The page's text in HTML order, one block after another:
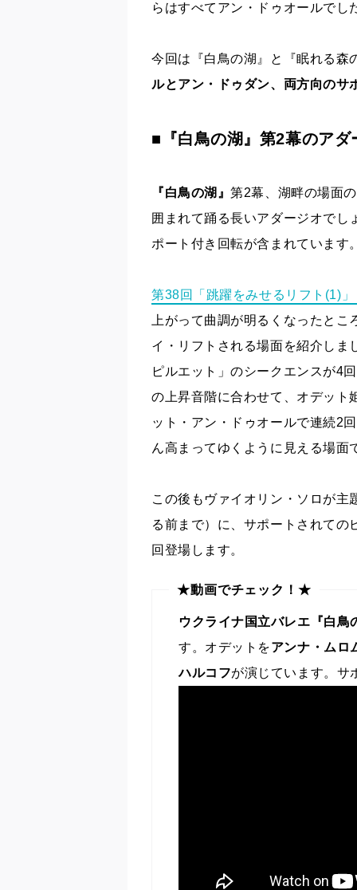
らはすべてアン・ドゥオールでし
今回は『白鳥の湖』と『眠れる森
ルとアン・ドゥダン、両方向のサ
■『白鳥の湖』第2幕のアダ
『白鳥の湖』第2幕、湖畔の場面
囲まれて踊る長いアダージオで
ポート付き回転が含まれています
第38回「跳躍をみせるリフト(1)」
上がって曲調が明るくなったと
イ・リフトされる場面を紹介し
ピルエット」のシークエンスが4
の上昇音階に合わせて、オデット
ット・アン・ドゥオールで連続2
ん高まってゆくように見える場面
この後もヴァイオリン・ソロが
る前まで）に、サポートされて
回登場します。
★動画でチェック！★
ウクライナ国立バレエ『白鳥
す。オデットをアンナ・ムロ
ハルコフが演じています。サ